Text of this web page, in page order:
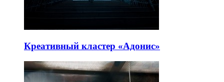
Креативный кластер «Адонис»